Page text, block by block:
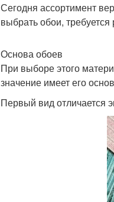
Сегодня ассортимент
выбрать обои, требуется
Основа обоев
При выборе этого
значение имеет его
Первый вид отличается